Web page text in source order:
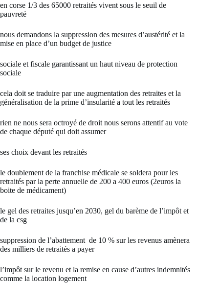
en corse 1/3 des 65000 retraités vivent sous le seuil de
pauvreté
nous demandons la suppression des mesures d’austérité et la
mise en place d’un budget de justice
sociale et fiscale garantissant un haut niveau de protection
sociale
cela doit se traduire par une augmentation des retraites et la
généralisation de la prime d’insularité a tout les retraités
rien ne nous sera octroyé de droit nous serons attentif au vote
de chaque député qui doit assumer
ses choix devant les retraités
le doublement de la franchise médicale se soldera pour les
retraités par la perte annuelle de 200 a 400 euros (2euros la
boite de médicament)
le gel des retraites jusqu’en 2030, gel du barème de l’impôt et
de la csg
suppression de l’abattement de 10 % sur les revenus amènera
des milliers de retraités a payer
l’impôt sur le revenu et la remise en cause d’autres indemnités
comme la location logement